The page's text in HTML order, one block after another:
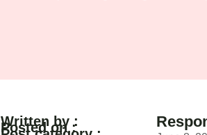
Written by :
Posted on :